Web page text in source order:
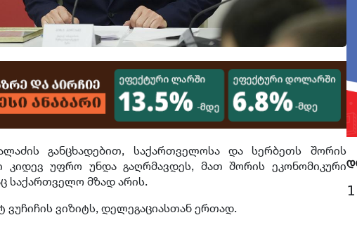
განცხადებით, საქართველოსა და სერბეთს შორის
კიდევ უფრო უნდა გაღრმავდეს, მათ შორის ეკონომიკური
საქართველო მზად არის.
ვუჩიჩის ვიზიტს, დელეგაციასთან ერთად.
1